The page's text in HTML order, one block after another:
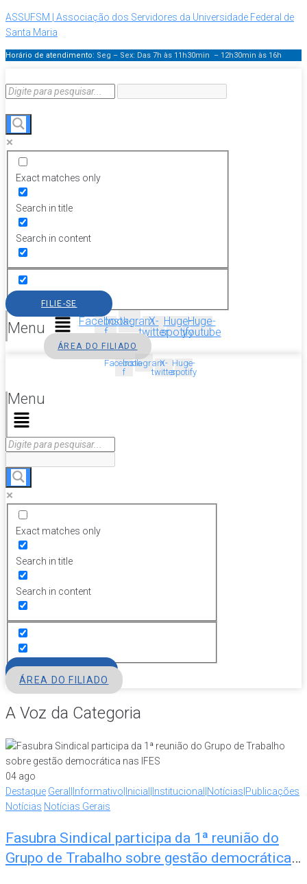
ASSUFSM | Associação dos Servidores da Universidade Federal de
Santa Maria
Horário de atendimento: Seg – Sex: Das 7h às 11h30min – 12h30min às 16h
Exact matches only
Search in title
Search in content
Menu
FILIE-SE
Facebook-
f
InstagramX-
twitter
Huge-
spotify
Huge-
youtube
ÁREA DO FILIADO
Facebook-
f
InstagramX-
twitter
Huge-
spotify
Menu
Exact matches only
Search in title
Search in content
ÁREA DO FILIADO
A Voz da Categoria
04 ago
Destaque Geral|Informativo|Inicial|Institucional|Notícias|Publicações
Notícias Notícias Gerais
Fasubra Sindical participa da 1ª reunião do
Grupo de Trabalho sobre gestão democrática